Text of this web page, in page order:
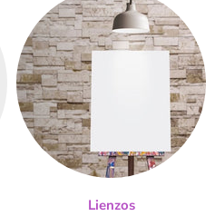
Lienzos